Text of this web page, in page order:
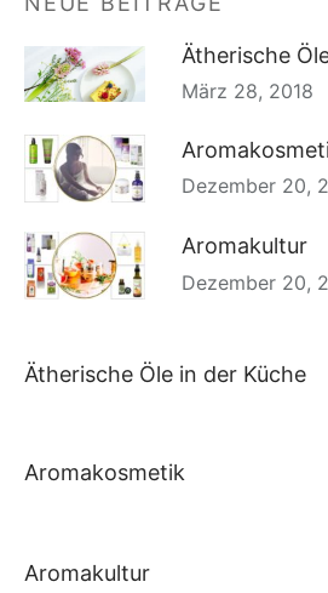
Ätherische
März 28, 2018
Dezember 20,
Aromakultur
Dezember 20,
Ätherische Öle in der Küche
Aromakosmetik
Aromakultur